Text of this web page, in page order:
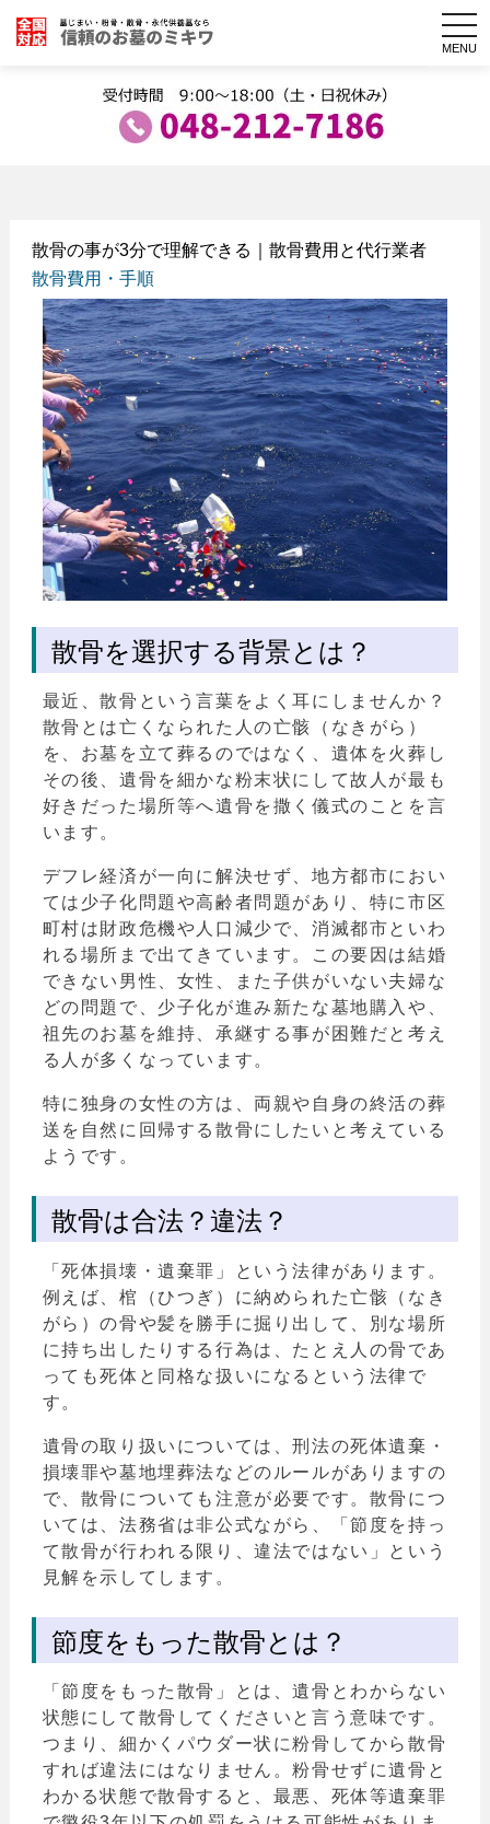
MENU
散骨の事が3分で理解できる｜散骨費用と代行業者
散骨費用・手順
散骨を選択する背景とは？
最近、散骨という言葉をよく耳にしませんか？
散骨とは亡くなられた人の亡骸（なきがら）
を、お墓を立て葬るのではなく、遺体を火葬し
その後、遺骨を細かな粉末状にして故人が最も
好きだった場所等へ遺骨を撒く儀式のことを言
います。
デフレ経済が一向に解決せず、地方都市におい
ては少子化問題や高齢者問題があり、特に市区
町村は財政危機や人口減少で、消滅都市といわ
れる場所まで出てきています。この要因は結婚
できない男性、女性、また子供がいない夫婦な
どの問題で、少子化が進み新たな墓地購入や、
祖先のお墓を維持、承継する事が困難だと考え
る人が多くなっています。
特に独身の女性の方は、両親や自身の終活の葬
送を自然に回帰する散骨にしたいと考えている
ようです。
散骨は合法？違法？
「死体損壊・遺棄罪」という法律があります。
例えば、棺（ひつぎ）に納められた亡骸（なき
がら）の骨や髪を勝手に掘り出して、別な場所
に持ち出したりする行為は、たとえ人の骨であ
っても死体と同格な扱いになるという法律で
す。
遺骨の取り扱いについては、刑法の死体遺棄・
損壊罪や墓地埋葬法などのルールがありますの
で、散骨についても注意が必要です。散骨につ
いては、法務省は非公式ながら、「節度を持っ
て散骨が行われる限り、違法ではない」という
見解を示してします。
節度をもった散骨とは？
「節度をもった散骨」とは、遺骨とわからない
状態にして散骨してくださいと言う意味です。
つまり、細かくパウダー状に粉骨してから散骨
すれば違法にはなりません。粉骨せずに遺骨と
わかる状態で散骨すると、最悪、死体等遺棄罪